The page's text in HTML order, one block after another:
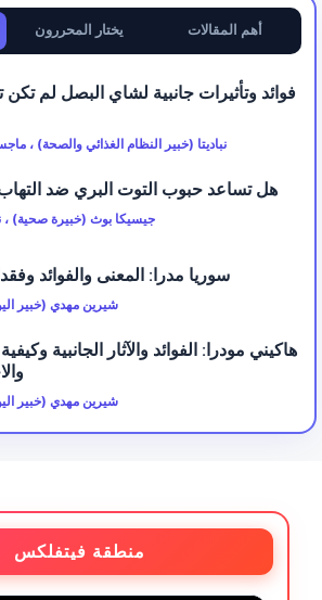
يختار المحررون أهم المقالات
نباديتا (خبير النظام الغذائي والصحة) ،
هل تساعد حبوب التوت البري ضد التهاب
جيسيكا بوث (خبيرة صحية) ،
سوريا مدرا: المعنى والفوائد
شيرين مهدي (خبير
هاكيني مودرا: الفوائد والآثار الجانبية
شيرين مهدي (خبير
منطقة فيتفلكس